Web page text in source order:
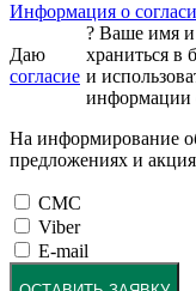
Информация о
Даю
согласие
? Ваше имя и
храниться в
и
информации
На информирование
предложениях и
СМС
Viber
E-mail